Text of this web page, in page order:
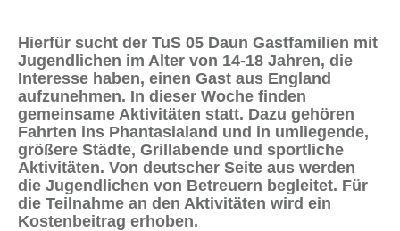
Hierfür sucht der TuS 05 Daun Gastfamilien mit
Jugendlichen im Alter von 14-18 Jahren, die
Interesse haben, einen Gast aus England
aufzunehmen. In dieser Woche finden
gemeinsame Aktivitäten statt. Dazu gehören
Fahrten ins Phantasialand und in umliegende,
größere Städte, Grillabende und sportliche
Aktivitäten. Von deutscher Seite aus werden
die Jugendlichen von Betreuern begleitet. Für
die Teilnahme an den Aktivitäten wird ein
Kostenbeitrag erhoben.